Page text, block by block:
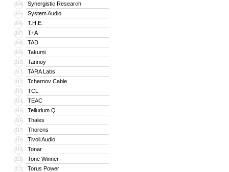
304 Synergistic Research
305 System Audio
306 T.H.E.
307 T+A
308 TAD
309 Takumi
310 Tannoy
311 TARA Labs
312 Tchernov Cable
313 TCL
314 TEAC
315 Tellurium Q
316 Thales
317 Thorens
318 Tivoli Audio
319 Tonar
320 Tone Winner
321 Torus Power